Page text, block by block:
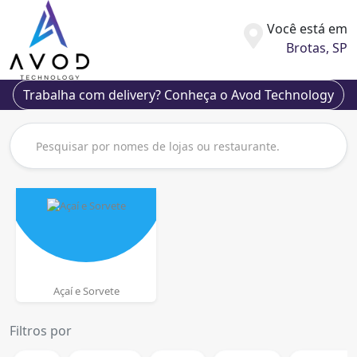
Você está em
Brotas, SP
Trabalha com delivery? Conheça o Avod Technology
Açaí e Sorvete
Filtros por